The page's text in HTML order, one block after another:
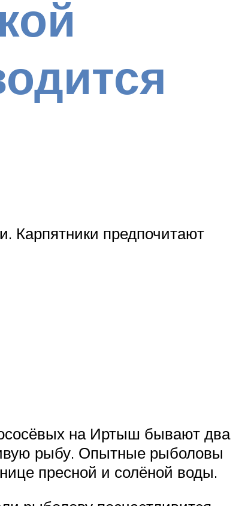
Карпятники предпочитают
на Иртыш бывают два
рыбу. Опытные рыболовы
пресной и солёной воды.